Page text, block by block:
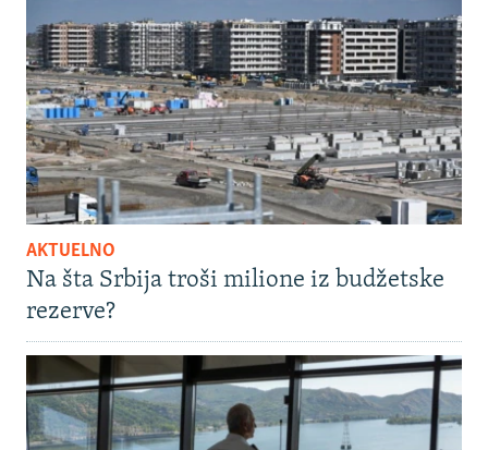
AKTUELNO
Na šta Srbija troši milione iz budžetske
rezerve?